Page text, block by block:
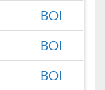
BOI
BOI
BOI